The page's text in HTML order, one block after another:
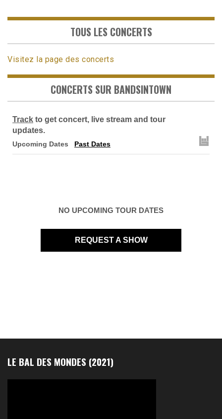
TOUS LES CONCERTS
Visitez la page des concerts
CONCERTS SUR BANDSINTOWN
Track to get concert, live stream and tour
updates.
Upcoming Dates Past Dates
NO UPCOMING TOUR DATES
REQUEST A SHOW
LE BAL DES MONDES (2021)